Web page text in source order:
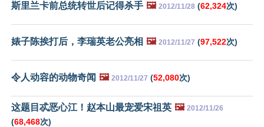
斯里兰卡前总统转世后记得杀手 🖼️ 2012/11/28 (62,324次)
婊子陈挨打后，李瑞英老公亮相 🖼️ 2012/11/27 (97,522次)
令人动容的动物奇闻 🖼️ 2012/11/27 (52,080次)
这题目忒恶心江！赵本山最宠爱宋祖英 🖼️ 2012/11/26
(68,468次)